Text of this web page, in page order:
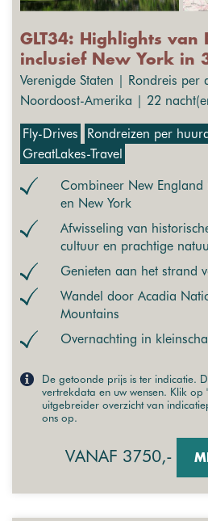
GLT34: Highlights van
inclusief New York in
Verenigde Staten | Rondreis
Noordoost-Amerika | 22
Fly-Drives
Rondreizen per
GreatLakes-Travel
Combineer New
en New York
Afwisseling van
cultuur en prachtige
Genieten aan het strand
Wandel door Acadia
Mountains
Overnachting in
De getoonde prijs is ter indicatie.
vertrekdata en uw wensen. Klik
uitgebreider overzicht van
ons op.
VANAF 3750,-